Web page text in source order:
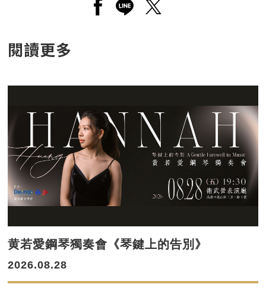
另開新視窗分享至facebook
另開新視窗分享至line
另開新視窗分享至
閱讀更多
黄若愛鋼琴獨奏會《琴鍵上的告別》
2026.08.28